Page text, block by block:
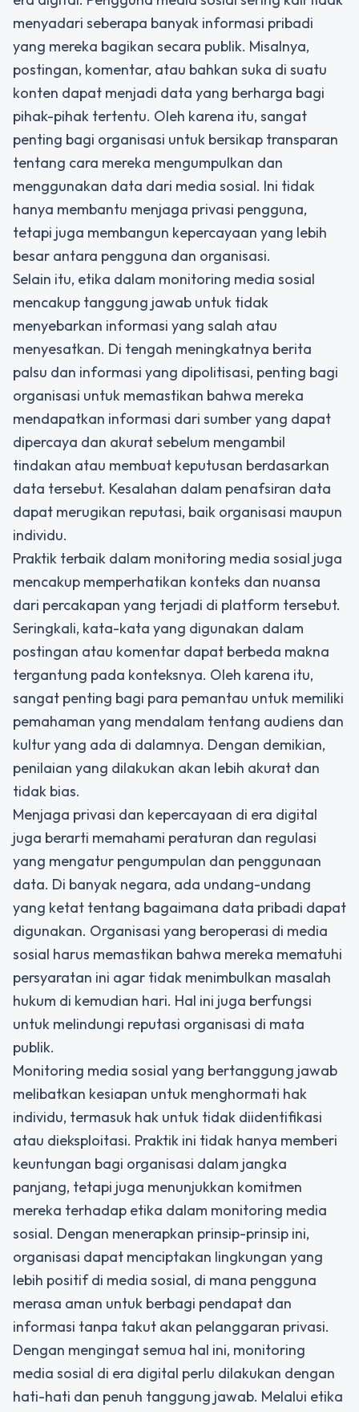
menyadari seberapa banyak informasi pribadi
yang mereka bagikan secara publik. Misalnya,
postingan, komentar, atau bahkan suka di suatu
konten dapat menjadi data yang berharga bagi
pihak-pihak tertentu. Oleh karena itu, sangat
penting bagi organisasi untuk bersikap transparan
tentang cara mereka mengumpulkan dan
menggunakan data dari media sosial. Ini tidak
hanya membantu menjaga privasi pengguna,
tetapi juga membangun kepercayaan yang lebih
besar antara pengguna dan organisasi.
Selain itu, etika dalam monitoring media sosial
mencakup tanggung jawab untuk tidak
menyebarkan informasi yang salah atau
menyesatkan. Di tengah meningkatnya berita
palsu dan informasi yang dipolitisasi, penting bagi
organisasi untuk memastikan bahwa mereka
mendapatkan informasi dari sumber yang dapat
dipercaya dan akurat sebelum mengambil
tindakan atau membuat keputusan berdasarkan
data tersebut. Kesalahan dalam penafsiran data
dapat merugikan reputasi, baik organisasi maupun
individu.
Praktik terbaik dalam monitoring media sosial juga
mencakup memperhatikan konteks dan nuansa
dari percakapan yang terjadi di platform tersebut.
Seringkali, kata-kata yang digunakan dalam
postingan atau komentar dapat berbeda makna
tergantung pada konteksnya. Oleh karena itu,
sangat penting bagi para pemantau untuk memiliki
pemahaman yang mendalam tentang audiens dan
kultur yang ada di dalamnya. Dengan demikian,
penilaian yang dilakukan akan lebih akurat dan
tidak bias.
Menjaga privasi dan kepercayaan di era digital
juga berarti memahami peraturan dan regulasi
yang mengatur pengumpulan dan penggunaan
data. Di banyak negara, ada undang-undang
yang ketat tentang bagaimana data pribadi dapat
digunakan. Organisasi yang beroperasi di media
sosial harus memastikan bahwa mereka mematuhi
persyaratan ini agar tidak menimbulkan masalah
hukum di kemudian hari. Hal ini juga berfungsi
untuk melindungi reputasi organisasi di mata
publik.
Monitoring media sosial yang bertanggung jawab
melibatkan kesiapan untuk menghormati hak
individu, termasuk hak untuk tidak diidentifikasi
atau dieksploitasi. Praktik ini tidak hanya memberi
keuntungan bagi organisasi dalam jangka
panjang, tetapi juga menunjukkan komitmen
mereka terhadap etika dalam monitoring media
sosial. Dengan menerapkan prinsip-prinsip ini,
organisasi dapat menciptakan lingkungan yang
lebih positif di media sosial, di mana pengguna
merasa aman untuk berbagi pendapat dan
informasi tanpa takut akan pelanggaran privasi.
Dengan mengingat semua hal ini, monitoring
media sosial di era digital perlu dilakukan dengan
hati-hati dan penuh tanggung jawab. Melalui etika